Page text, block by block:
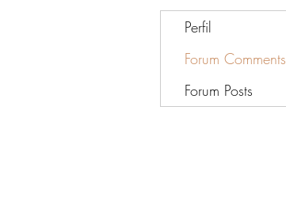
Perfil
Forum Comments
Forum Posts